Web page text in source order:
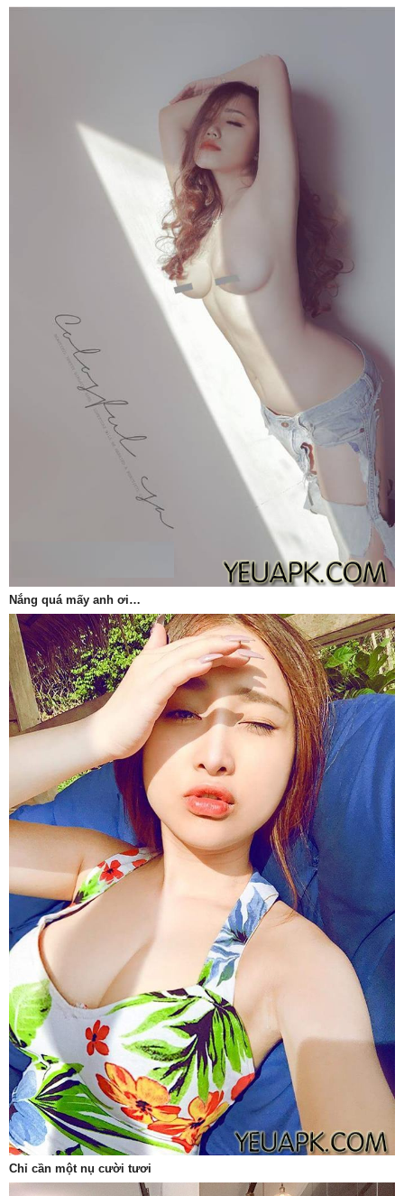
Nắng quá mấy anh ơi…
Chỉ cần một nụ cười tươi